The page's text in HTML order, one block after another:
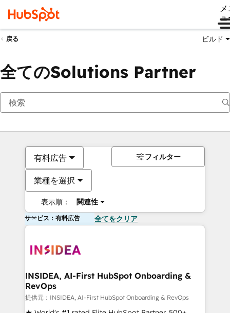
ュ
戻る ビルド
全てのSolutions Partner
有料広告
業種を選択
表示順： 関連性
フィルター
サービス：有料広告 全てをクリア
INSIDEA, AI-First HubSpot Onboarding &
RevOps
提供元：INSIDEA, AI-First HubSpot Onboarding & RevOps